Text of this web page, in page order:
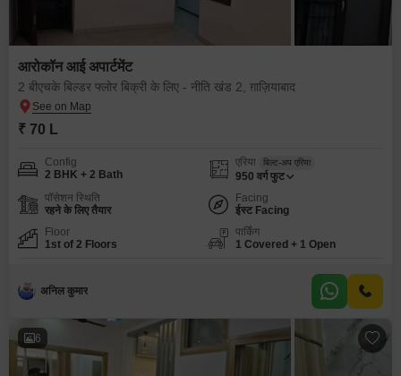
आरोकॉन आई अपार्टमेंट
2 बीएचके बिल्डर फ्लोर बिक्री के लिए - नीति खंड 2, ग़ाज़ियाबाद
₹ 70 L
Config
2 BHK + 2 Bath
एरिया बिल्ट-अप एरिया
950 वर्ग फुट
पॉसेशन स्थिति
रहने के लिए तैयार
Facing
ईस्ट Facing
Floor
1st of 2 Floors
पार्किंग
1 Covered + 1 Open
अनिल कुमार
6